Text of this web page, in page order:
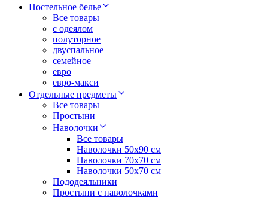
Постельное белье
Все товары
с одеялом
полуторное
двуспальное
семейное
евро
евро-макси
Отдельные предметы
Все товары
Простыни
Наволочки
Все товары
Наволочки 50x90 см
Наволочки 70x70 cм
Наволочки 50х70 см
Пододеяльники
Простыни с наволочками